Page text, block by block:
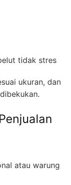
tidak stres
ukuran, dan
atau warung